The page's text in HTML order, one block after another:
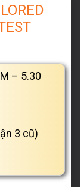
– 5.30
3 cũ)